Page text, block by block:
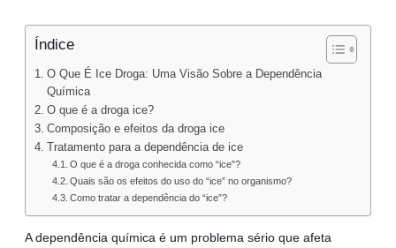
Índice
O Que É Ice Droga: Uma Visão Sobre a Dependência
Química
O que é a droga ice?
Composição e efeitos da droga ice
Tratamento para a dependência de ice
O que é a droga conhecida como “ice”?
Quais são os efeitos do uso do “ice” no organismo?
Como tratar a dependência do “ice”?
A dependência química é um problema sério que afeta